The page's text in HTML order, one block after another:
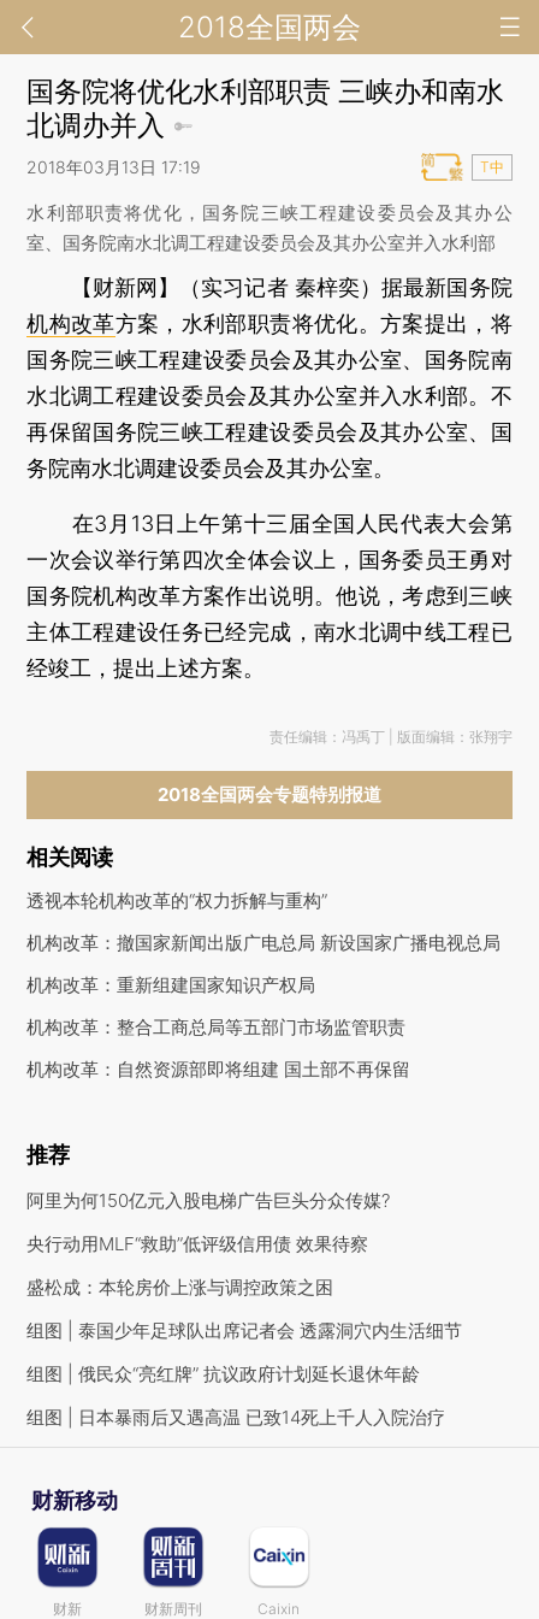
2018全国两会
国务院将优化水利部职责 三峡办和南水
北调办并入
2018年03月13日 17:19 T中
水利部职责将优化，国务院三峡工程建设委员会及其办公
室、国务院南水北调工程建设委员会及其办公室并入水利部
【财新网】（实习记者 秦梓奕）据最新国务院
机构改革方案，水利部职责将优化。方案提出，将
国务院三峡工程建设委员会及其办公室、国务院南
水北调工程建设委员会及其办公室并入水利部。不
再保留国务院三峡工程建设委员会及其办公室、国
务院南水北调建设委员会及其办公室。
在3月13日上午第十三届全国人民代表大会第
一次会议举行第四次全体会议上，国务委员王勇对
国务院机构改革方案作出说明。他说，考虑到三峡
主体工程建设任务已经完成，南水北调中线工程已
经竣工，提出上述方案。
责任编辑：冯禹丁 | 版面编辑：张翔宇
2018全国两会专题特别报道
相关阅读
透视本轮机构改革的“权力拆解与重构”
机构改革：撤国家新闻出版广电总局 新设国家广播电视总局
机构改革：重新组建国家知识产权局
机构改革：整合工商总局等五部门市场监管职责
机构改革：自然资源部即将组建 国土部不再保留
推荐
阿里为何150亿元入股电梯广告巨头分众传媒?
央行动用MLF“救助”低评级信用债 效果待察
盛松成：本轮房价上涨与调控政策之困
组图 | 泰国少年足球队出席记者会 透露洞穴内生活细节
组图 | 俄民众“亮红牌” 抗议政府计划延长退休年龄
组图 | 日本暴雨后又遇高温 已致14死上千人入院治疗
财新移动
财新 财新周刊 Caixin